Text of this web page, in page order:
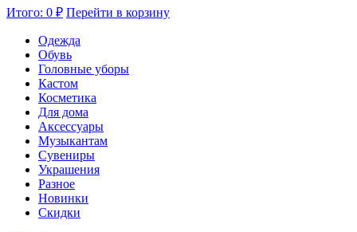
Итого: 0 ₽ Перейти в корзину
Одежда
Обувь
Головные уборы
Кастом
Косметика
Для дома
Аксессуары
Музыкантам
Сувениры
Украшения
Разное
Новинки
Скидки